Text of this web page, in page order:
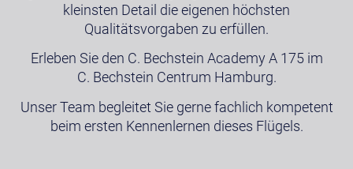
kleinsten Detail die eigenen höchsten
Qualitätsvorgaben zu erfüllen.
Erleben Sie den C. Bechstein Academy A 175 im
C. Bechstein Centrum Hamburg.
Unser Team begleitet Sie gerne fachlich kompetent
beim ersten Kennenlernen dieses Flügels.